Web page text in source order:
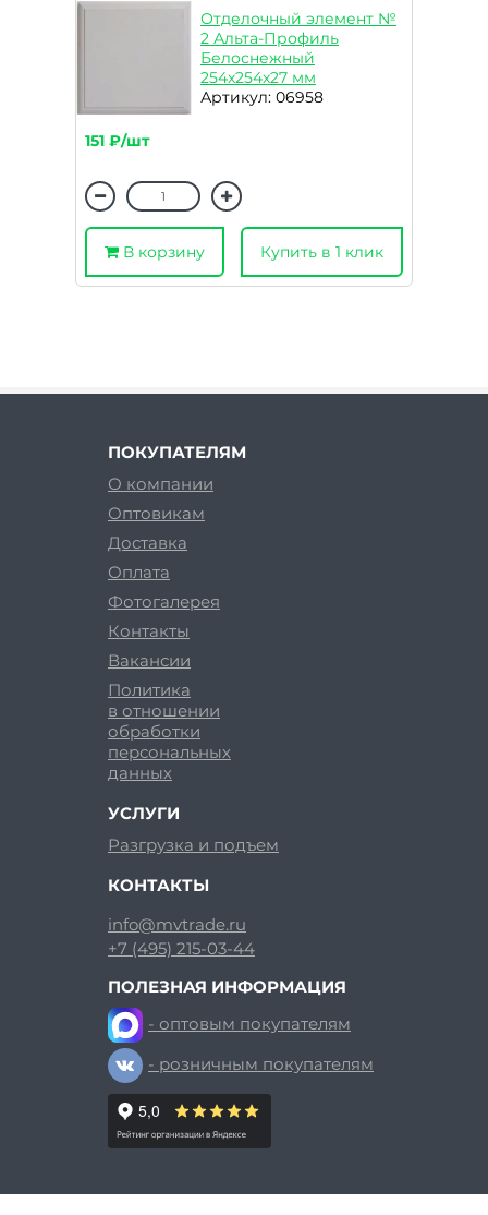
Отделочный элемент №
2 Альта-Профиль
Белоснежный
254x254x27 мм
Артикул: 06958
151 ₽/шт
В корзину Купить в 1 клик
ПОКУПАТЕЛЯМ
О компании
Оптовикам
Доставка
Оплата
Фотогалерея
Контакты
Вакансии
Политика
в отношении
обработки
персональных
данных
УСЛУГИ
Разгрузка и подъем
КОНТАКТЫ
info@mvtrade.ru
+7 (495) 215-03-44
ПОЛЕЗНАЯ ИНФОРМАЦИЯ
- оптовым покупателям
- розничным покупателям